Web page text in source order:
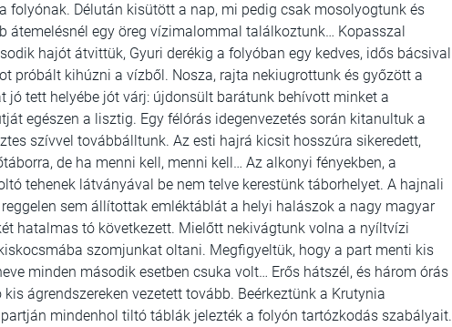
folyónak. Délután kisütött a nap, mi pedig csak mosolyogtunk és
átemelésnél egy öreg vízimalommal találkoztunk… Kopasszal
hajót átvittük, Gyuri derékig a folyóban egy kedves, idős bácsival
próbált kihúzni a vízből. Nosza, rajta nekiugrottunk és győzött a
jó tett helyébe jót várj: újdonsült barátunk behívott minket a
egészen a lisztig. Egy félórás idegenvezetés során kitanultuk a
szívvel továbbálltunk. Az esti hajrá kicsit hosszúra sikeredett,
de ha menni kell, menni kell… Az alkonyi fényekben, a
tehenek látványával be nem telve kerestünk táborhelyet. A hajnali
sem állítottak emléktáblát a helyi halászok a nagy magyar
hatalmas tó következett. Mielőtt nekivágtunk volna a nyíltvízi
szomjunkat oltani. Megfigyeltük, hogy a part menti kis
minden második esetben csuka volt… Erős hátszél, és három órás
ágrendszereken vezetett tovább. Beérkeztünk a Krutynia
mindenhol tiltó táblák jelezték a folyón tartózkodás szabályait.